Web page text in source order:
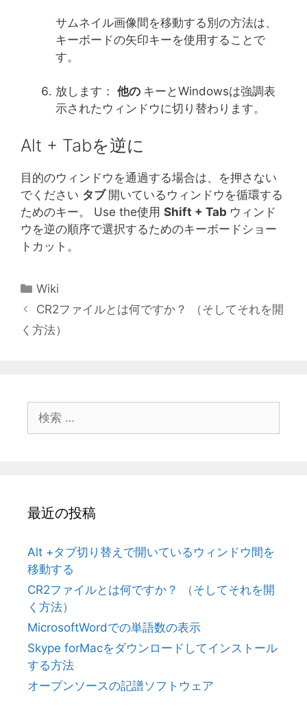
サムネイル画像間を移動する別の方法は、
キーボードの矢印キーを使用することで
す。
放します： 他の キーとWindowsは強調表
示されたウィンドウに切り替わります。
Alt + Tabを逆に
目的のウィンドウを通過する場合は、を押さない
でください タブ 開いているウィンドウを循環する
ためのキー。 Use the使用 Shift + Tab ウィンド
ウを逆の順序で選択するためのキーボードショー
トカット。
カ
テ
リ
Wiki
CR2ファイルとは何ですか？ （そしてそれを開
く方法）
索:
最近の投稿
Alt +タブ切り替えで開いているウィンドウ間を
移動する
CR2ファイルとは何ですか？ （そしてそれを開
く方法）
MicrosoftWordでの単語数の表示
Skype forMacをダウンロードしてインストール
する方法
オープンソースの記譜ソフトウェア